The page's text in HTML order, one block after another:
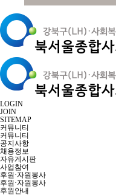
LOGIN
JOIN
SITEMAP
커뮤니티
커뮤니티
공지사항
채용정보
자유게시판
사업참여
후원·자원봉사
후원·자원봉사
후원안내